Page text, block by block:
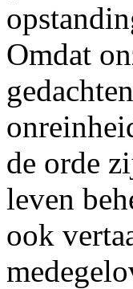
Omdat
de orde
leven
ook